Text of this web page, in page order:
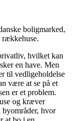
boligmarked,
rækkehuse.
hvilket kan
en have. Men
til vedligeholdelse
være at se på et
er et problem.
og kræver
hvor